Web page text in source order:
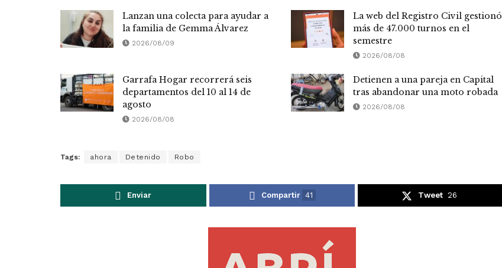
Lanzan una colecta para ayudar a
la familia de Gemma Álvarez
2026/08/09
La web del Registro Civil gestionó
más de 47.000 turnos en el
semestre
2026/08/08
Garrafa Hogar recorrerá seis
departamentos del 10 al 14 de
agosto
2026/08/08
Detienen a una pareja en Capital
tras abandonar una moto robada
2026/08/08
Tags: ahora Detenido Robo
Enviar Compartir 41 Tweet 26